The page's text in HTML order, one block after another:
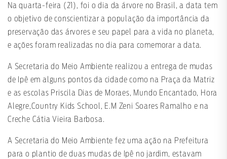
Na quarta-feira (21), foi o dia da árvore no Brasil, a data tem
o objetivo de conscientizar a população da importância da
preservação das árvores e seu papel para a vida no planeta,
e ações foram realizadas no dia para comemorar a data.
A Secretaria do Meio Ambiente realizou a entrega de mudas
de Ipê em alguns pontos da cidade como na Praça da Matriz
e as escolas Priscila Dias de Moraes, Mundo Encantado, Hora
Alegre,Country Kids School, E.M Zeni Soares Ramalho e na
Creche Cátia Vieira Barbosa.
A Secretaria do Meio Ambiente fez uma ação na Prefeitura
para o plantio de duas mudas de Ipê no jardim, estavam